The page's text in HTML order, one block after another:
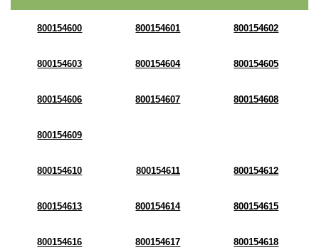
800154600 800154601 800154602
800154603 800154604 800154605
800154606 800154607 800154608
800154609
800154610 800154611 800154612
800154613 800154614 800154615
800154616 800154617 800154618